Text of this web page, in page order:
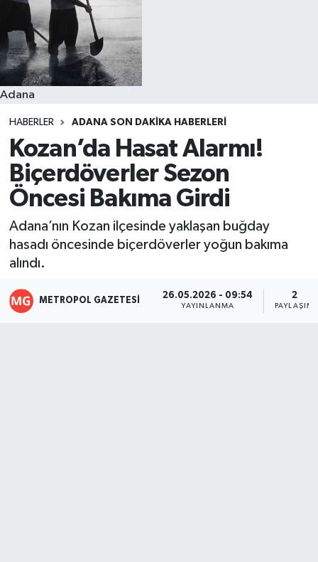
Adana
HABERLER ADANA SON DAKIKA HABERLERI
Kozan’da Hasat Alarmı!
Biçerdöverler Sezon
Öncesi Bakıma Girdi
Adana’nın Kozan ilçesinde yaklaşan buğday
hasadı öncesinde biçerdöverler yoğun bakıma
alındı.
METROPOL GAZETESI 26.05.2026 - 09:54
YAYINLANMA
2
PAYLAŞIM
Resmi İlanlar